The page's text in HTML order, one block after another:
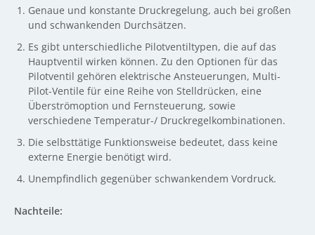
Genaue und konstante Druckregelung, auch bei großen
und schwankenden Durchsätzen.
Es gibt unterschiedliche Pilotventiltypen, die auf das
Hauptventil wirken können. Zu den Optionen für das
Pilotventil gehören elektrische Ansteuerungen, Multi-
Pilot-Ventile für eine Reihe von Stelldrücken, eine
Überströmoption und Fernsteuerung, sowie
verschiedene Temperatur-/ Druckregelkombinationen.
Die selbsttätige Funktionsweise bedeutet, dass keine
externe Energie benötigt wird.
Unempfindlich gegenüber schwankendem Vordruck.
Nachteile: